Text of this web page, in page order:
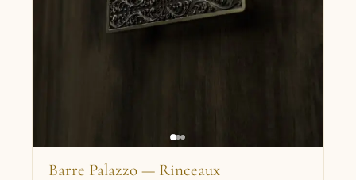
Barre Palazzo — Rinceaux